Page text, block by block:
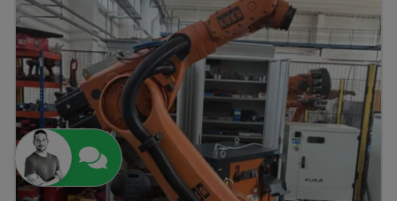
Kann ich Ihnen helfen?